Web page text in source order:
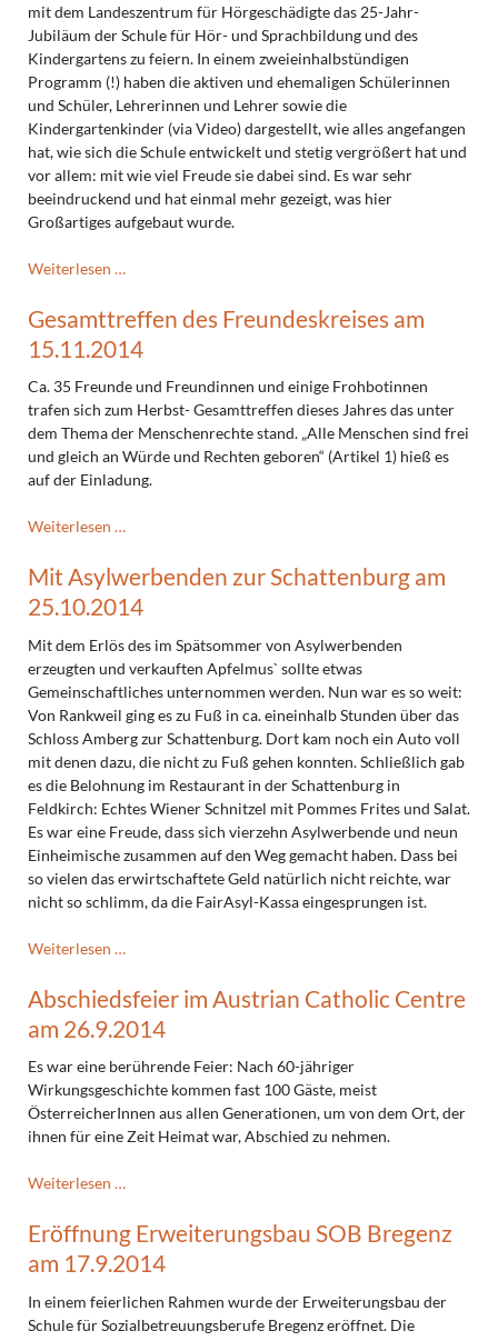
mit dem Landeszentrum für Hörgeschädigte das 25-Jahr-
Jubiläum der Schule für Hör- und Sprachbildung und des
Kindergartens zu feiern. In einem zweieinhalbstündigen
Programm (!) haben die aktiven und ehemaligen Schülerinnen
und Schüler, Lehrerinnen und Lehrer sowie die
Kindergartenkinder (via Video) dargestellt, wie alles angefangen
hat, wie sich die Schule entwickelt und stetig vergrößert hat und
vor allem: mit wie viel Freude sie dabei sind. Es war sehr
beeindruckend und hat einmal mehr gezeigt, was hier
Großartiges aufgebaut wurde.
Weiterlesen …
Feier
der
Schule
für
Hör-
u.Sprachbildung
am
28.11.2014
Gesamttreffen des Freundeskreises am
15.11.2014
Ca. 35 Freunde und Freundinnen und einige Frohbotinnen
trafen sich zum Herbst- Gesamttreffen dieses Jahres das unter
dem Thema der Menschenrechte stand. „Alle Menschen sind frei
und gleich an Würde und Rechten geboren“ (Artikel 1) hieß es
auf der Einladung.
Weiterlesen …Gesamttreffen
Freundeskreises
am
15.11.2014
Mit Asylwerbenden zur Schattenburg am
25.10.2014
Mit dem Erlös des im Spätsommer von Asylwerbenden
erzeugten und verkauften Apfelmus` sollte etwas
Gemeinschaftliches unternommen werden. Nun war es so weit:
Von Rankweil ging es zu Fuß in ca. eineinhalb Stunden über das
Schloss Amberg zur Schattenburg. Dort kam noch ein Auto voll
mit denen dazu, die nicht zu Fuß gehen konnten. Schließlich gab
es die Belohnung im Restaurant in der Schattenburg in
Feldkirch: Echtes Wiener Schnitzel mit Pommes Frites und Salat.
Es war eine Freude, dass sich vierzehn Asylwerbende und neun
Einheimische zusammen auf den Weg gemacht haben. Dass bei
so vielen das erwirtschaftete Geld natürlich nicht reichte, war
nicht so schlimm, da die FairAsyl-Kassa eingesprungen ist.
Weiterlesen …
zur
Schattenburg
am
25.10.2014
Abschiedsfeier im Austrian Catholic Centre
am 26.9.2014
Es war eine berührende Feier: Nach 60-jähriger
Wirkungsgeschichte kommen fast 100 Gäste, meist
ÖsterreicherInnen aus allen Generationen, um von dem Ort, der
ihnen für eine Zeit Heimat war, Abschied zu nehmen.
Weiterlesen …Abschiedsfeier
Austrian
Catholic
Centre
am
26.9.2014
Eröffnung Erweiterungsbau SOB Bregenz
am 17.9.2014
In einem feierlichen Rahmen wurde der Erweiterungsbau der
Schule für Sozialbetreuungsberufe Bregenz eröffnet. Die